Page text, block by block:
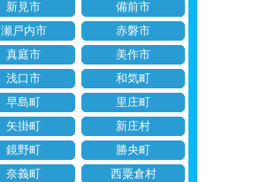
新見市
備前市
瀬戸内市
赤磐市
真庭市
美作市
浅口市
和気町
早島町
里庄町
矢掛町
新庄村
鏡野町
勝央町
奈義町
西粟倉村